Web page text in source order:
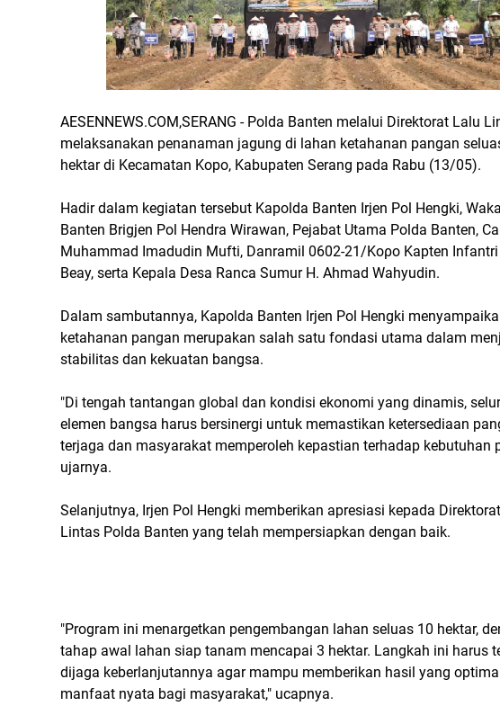
AESENNEWS.COM,SERANG - Polda Banten melalui Direktorat Lalu
melaksanakan penanaman jagung di lahan ketahanan pangan
hektar di Kecamatan Kopo, Kabupaten Serang pada Rabu (13/05).
Hadir dalam kegiatan tersebut Kapolda Banten Irjen Pol Hengki,
Banten Brigjen Pol Hendra Wirawan, Pejabat Utama Polda Banten,
Muhammad Imadudin Mufti, Danramil 0602-21/Κορο Kapten
Beay, serta Kepala Desa Ranca Sumur H. Ahmad Wahyudin.
Dalam sambutannya, Kapolda Banten Irjen Pol Hengki
ketahanan pangan merupakan salah satu fondasi utama dalam
stabilitas dan kekuatan bangsa.
"Di tengah tantangan global dan kondisi ekonomi yang dinamis,
elemen bangsa harus bersinergi untuk memastikan ketersediaan
terjaga dan masyarakat memperoleh kepastian terhadap kebutuhan
ujarnya.
Selanjutnya, Irjen Pol Hengki memberikan apresiasi kepada
Lintas Polda Banten yang telah mempersiapkan dengan baik.
"Program ini menargetkan pengembangan lahan seluas 10 hektar,
tahap awal lahan siap tanam mencapai 3 hektar. Langkah ini harus
dijaga keberlanjutannya agar mampu memberikan hasil yang
manfaat nyata bagi masyarakat," ucapnya.